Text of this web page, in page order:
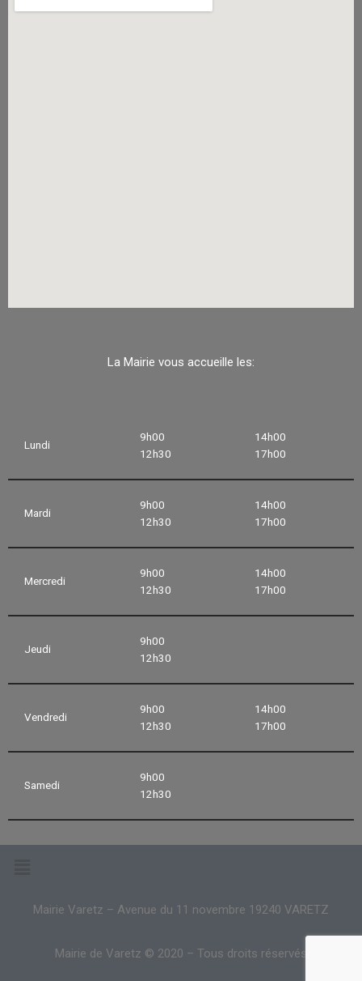
La Mairie vous accueille les:
Lundi
9h00
12h30
14h00
17h00
Mardi
9h00
12h30
14h00
17h00
Mercredi
9h00
12h30
14h00
17h00
Jeudi
9h00
12h30
Vendredi
9h00
12h30
14h00
17h00
Samedi
9h00
12h30
Mairie Varetz – Avenue du 11 novembre 19240 VARETZ
Mairie de Varetz © 2020 – Tous droits réservés